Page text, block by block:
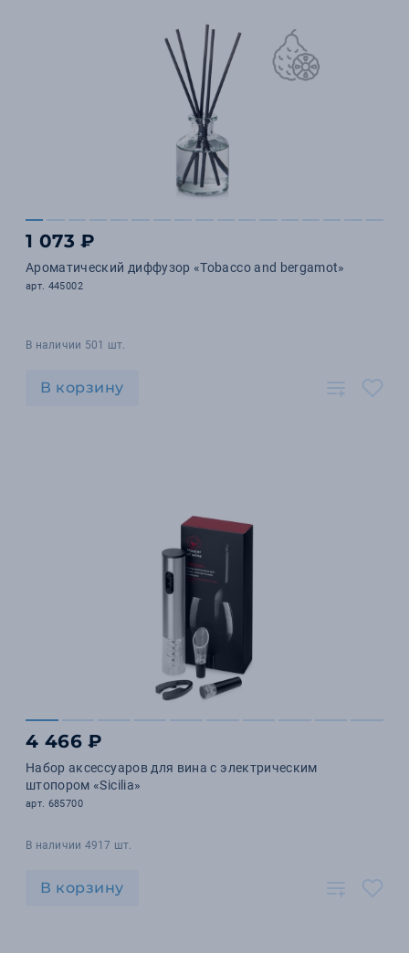
1 073 ₽
Ароматический диффузор «Tobacco and bergamot»
арт. 445002
В наличии 501 шт.
В корзину
4 466 ₽
Набор аксессуаров для вина с электрическим
штопором «Sicilia»
арт. 685700
В наличии 4917 шт.
В корзину